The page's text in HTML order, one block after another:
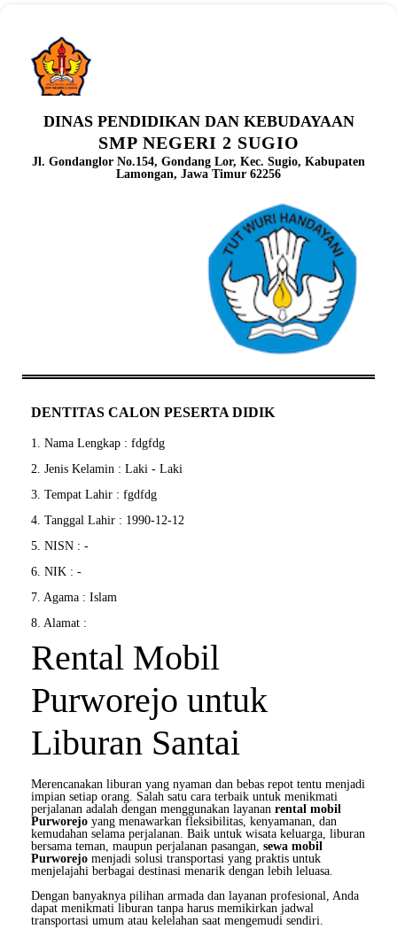
DINAS PENDIDIKAN DAN KEBUDAYAAN
SMP NEGERI 2 SUGIO
Jl. Gondanglor No.154, Gondang Lor, Kec. Sugio, Kabupaten
Lamongan, Jawa Timur 62256
DENTITAS CALON PESERTA DIDIK
1. Nama Lengkap : fdgfdg
2. Jenis Kelamin : Laki - Laki
3. Tempat Lahir : fgdfdg
4. Tanggal Lahir : 1990-12-12
5. NISN : -
6. NIK : -
7. Agama : Islam
8. Alamat :
Rental Mobil
Purworejo untuk
Liburan Santai
Merencanakan liburan yang nyaman dan bebas repot tentu menjadi
impian setiap orang. Salah satu cara terbaik untuk menikmati
perjalanan adalah dengan menggunakan layanan rental mobil
Purworejo yang menawarkan fleksibilitas, kenyamanan, dan
kemudahan selama perjalanan. Baik untuk wisata keluarga, liburan
bersama teman, maupun perjalanan pasangan, sewa mobil
Purworejo menjadi solusi transportasi yang praktis untuk
menjelajahi berbagai destinasi menarik dengan lebih leluasa.
Dengan banyaknya pilihan armada dan layanan profesional, Anda
dapat menikmati liburan tanpa harus memikirkan jadwal
transportasi umum atau kelelahan saat mengemudi sendiri.